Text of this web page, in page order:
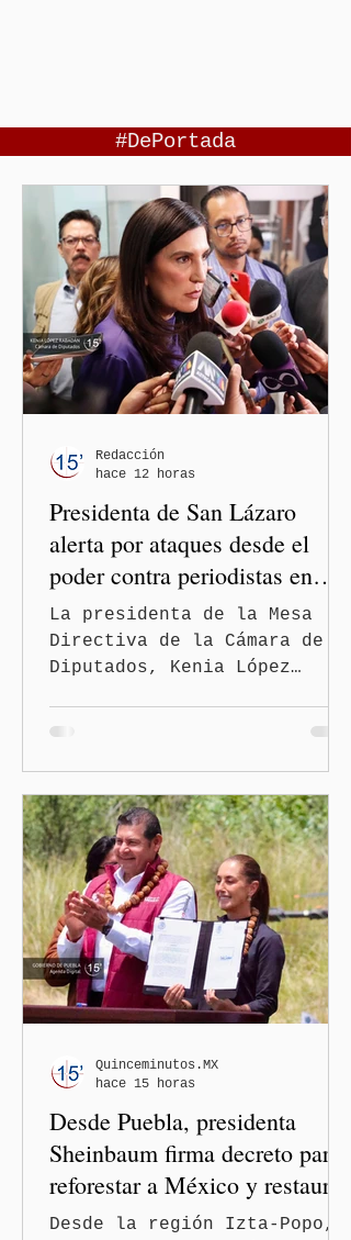
#DePortada
Presidenta de San Lázaro
alerta por ataques desde el
poder contra periodistas en
México
La presidenta de la Mesa
Directiva de la Cámara de
Diputados, Kenia López
normalicen las
descalificaciones, amenazas
y mecanismos de presión
contra periodistas, al
señalar que la libertad de
expresión puede debilitarse
de manera gradual hasta
convertirse en una
restricción al ejercicio
informativo.
Redacción
hace 12 horas
Desde Puebla, presidenta
Sheinbaum firma decreto para
reforestar a México y restaurar
ecosistemas
Desde la región Izta-Popo,
Quinceminutos.MX
hace 15 horas